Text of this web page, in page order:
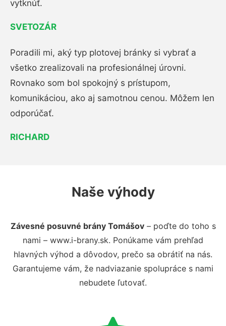
vytknúť.
SVETOZÁR
Poradili mi, aký typ plotovej bránky si vybrať a
všetko zrealizovali na profesionálnej úrovni.
Rovnako som bol spokojný s prístupom,
komunikáciou, ako aj samotnou cenou. Môžem len
odporúčať.
RICHARD
Naše výhody
Závesné posuvné brány Tomášov– poďte do toho s
nami – www.i-brany.sk. Ponúkame vám prehľad
hlavných výhod a dôvodov, prečo sa obrátiť na nás.
Garantujeme vám, že nadviazanie spolupráce s nami
nebudete ľutovať.